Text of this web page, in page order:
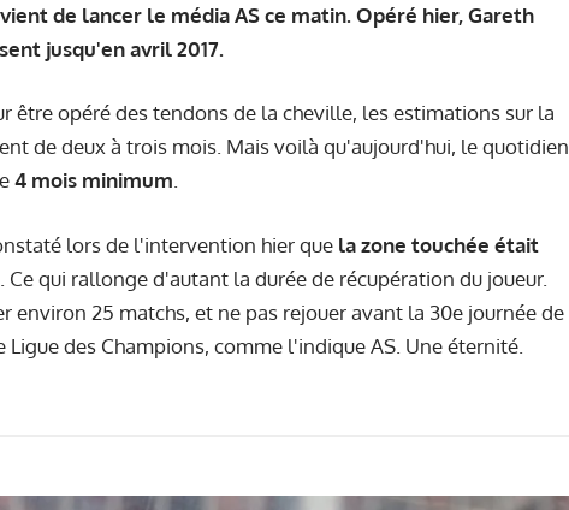
de lancer le média AS ce matin. Opéré hier, Gareth
jusqu'en avril 2017.
être opéré des tendons de la cheville, les estimations sur la
de deux à trois mois. Mais voilà qu'aujourd'hui, le quotidien
4 mois minimum
lors de l'intervention hier que la zone touchée était
. Ce qui rallonge d'autant la durée de récupération du joueur.
environ 25 matchs, et ne pas rejouer avant la 30e journée de
Ligue des Champions, comme l'indique AS. Une éternité.